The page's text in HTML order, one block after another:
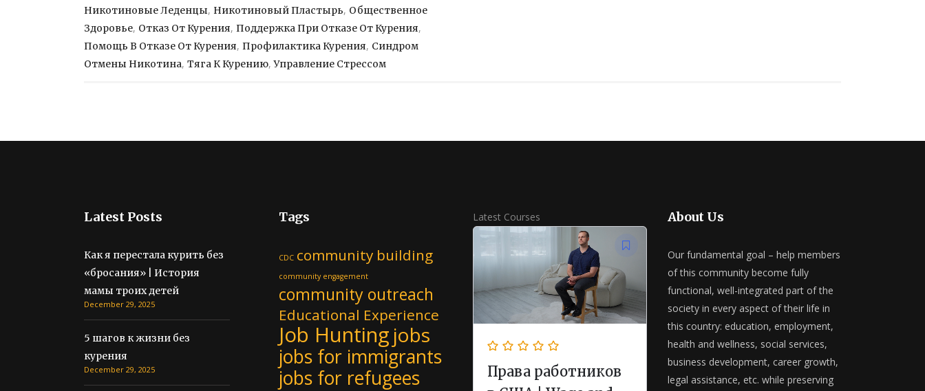
Никотиновые Леденцы, Никотиновый Пластырь, Общественное
Здоровье, Отказ От Курения, Поддержка При Отказе От Курения,
Помощь В Отказе От Курения, Профилактика Курения, Синдром
Отмены Никотина, Тяга К Курению,Управление Стрессом
Latest Posts
Как я перестала курить без
«бросания» | История
мамы троих детей
December 29, 2025
5 шагов к жизни без
курения
December 29, 2025
Tags
CDC community building
community engagement
community outreach
Educational Experience
Job Hunting jobs
jobs for immigrants
jobs for refugees
Latest Courses
Права работников
About Us
Our fundamental goal – help members
of this community become fully
functional, well-integrated part of the
society in every aspect of their life in
this country: education, employment,
health and wellness, social services,
business development, career growth,
legal assistance, etc. while preserving